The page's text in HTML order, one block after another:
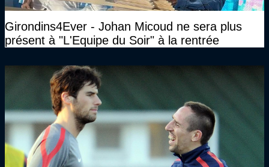
Girondins4Ever - Johan Micoud ne sera plus
présent à "L'Equipe du Soir" à la rentrée